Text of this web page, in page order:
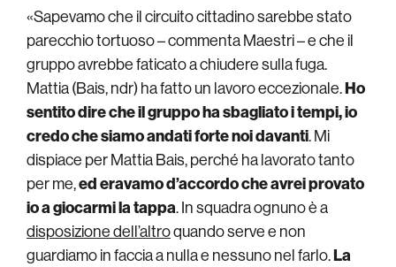
«Sapevamo che il circuito cittadino sarebbe stato
parecchio tortuoso – commenta Maestri – e che il
gruppo avrebbe faticato a chiudere sulla fuga.
Mattia (Bais, ndr) ha fatto un lavoro eccezionale.Ho
sentito dire che il gruppo ha sbagliato i tempi, io
credo che siamo andati forte noi davanti. Mi
dispiace per Mattia Bais, perché ha lavorato tanto
per me,ed eravamo d’accordo che avrei provato
io a giocarmi la tappa. In squadra ognuno è a
disposizione dell’altroquando serve e non
guardiamo in faccia a nulla e nessuno nel farlo.La